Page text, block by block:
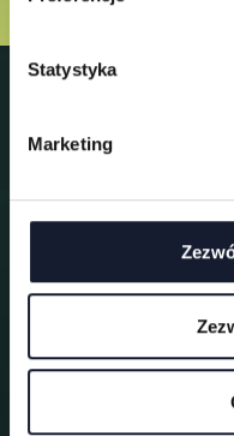
Statystyka
Marketing
Pole